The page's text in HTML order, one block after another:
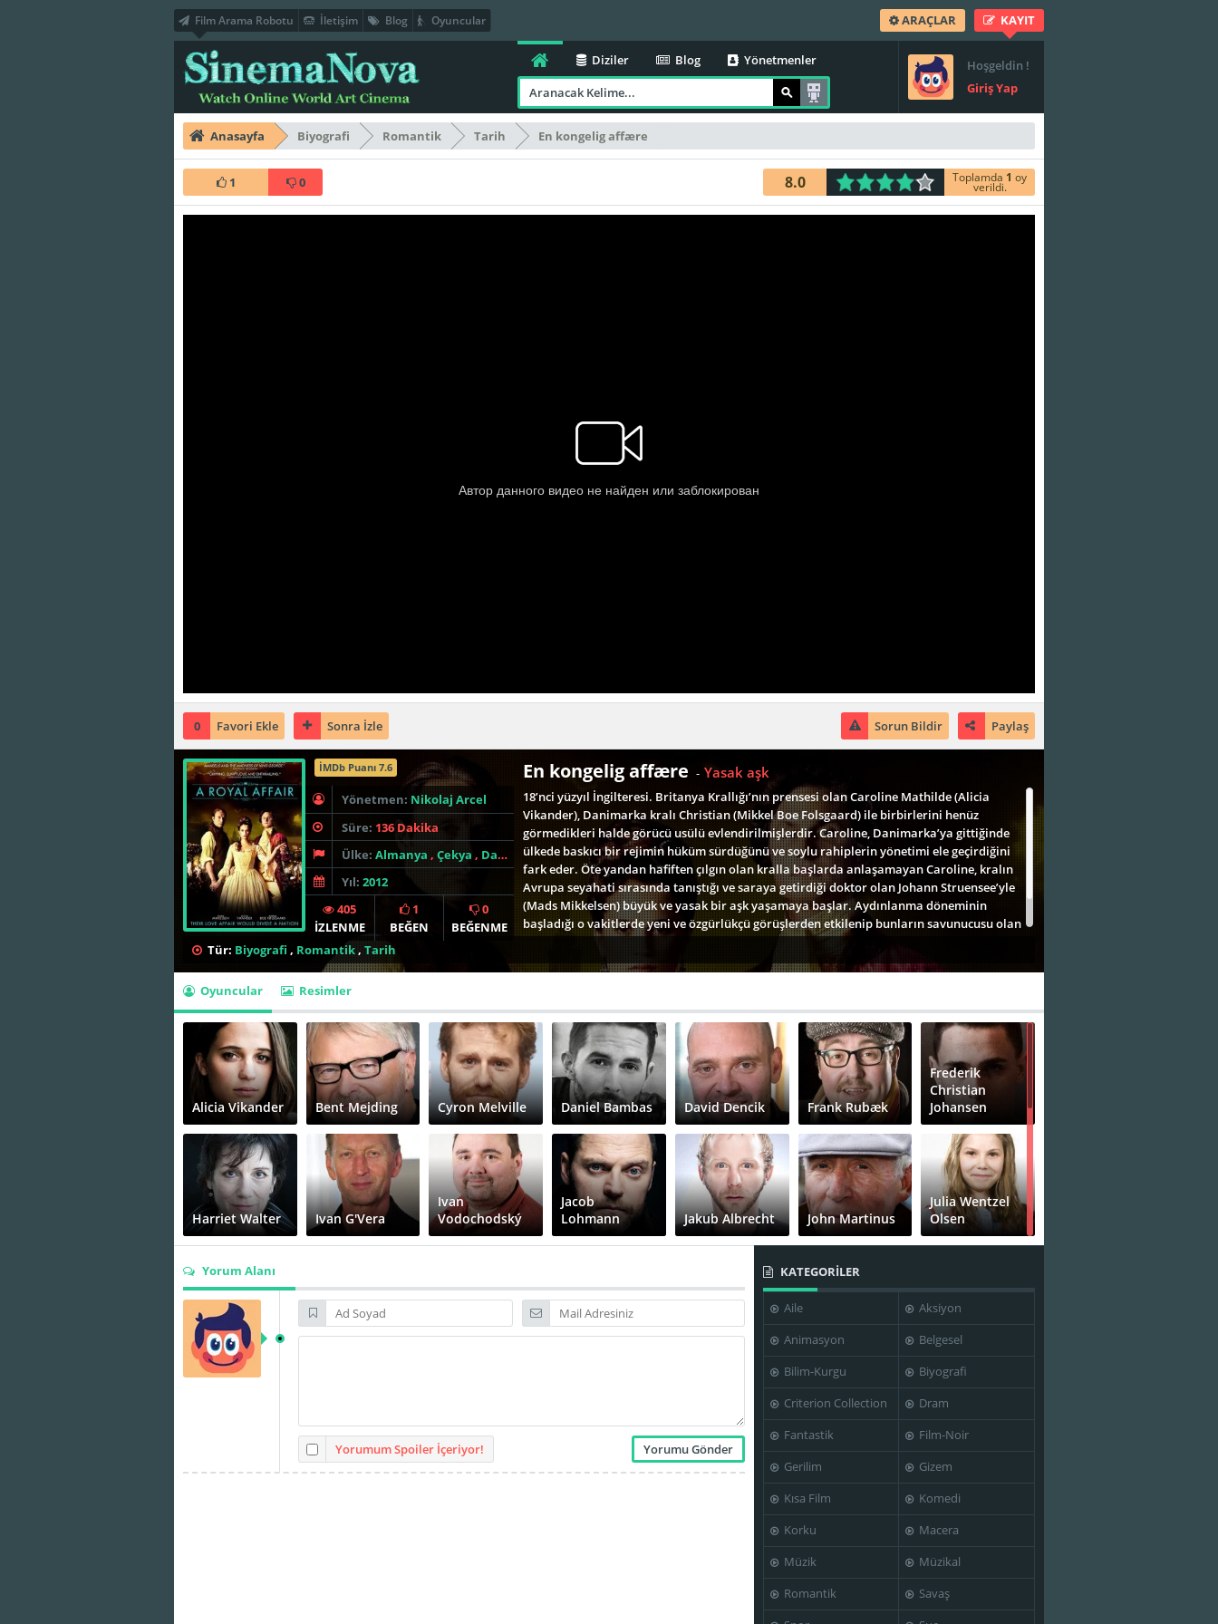
Film Arama Robotu İletişim Blog Oyuncular ARAÇLAR KAYIT
Hoşgeldin !
Giriş Yap
Diziler Blog Yönetmenler
Anasayfa Biyografi Romantik Tarih En kongelig affære
1 0 8.0 Toplamda 1 oy
verildi.
0 Favori Ekle Sonra İzle Paylaş
Sorun Bildir
İMDb Puanı 7.6
Yönetmen: Nikolaj Arcel
Süre: 136 Dakika
Ülke: Almanya , Çekya , Danimarka ,İsveç
Yıl: 2012
405
İZLENME
1
BEĞEN
0
BEĞENME
En kongelig affære - Yasak aşk
18’nci yüzyıl İngilteresi. Britanya Krallığı’nın prensesi olan Caroline Mathilde (Alicia
Vikander), Danimarka kralı Christian (Mikkel Boe Folsgaard) ile birbirlerini henüz
görmedikleri halde görücü usülü evlendirilmişlerdir. Caroline, Danimarka’ya gittiğinde
ülkede baskıcı bir rejimin hüküm sürdüğünü ve soylu rahiplerin yönetimi ele geçirdiğini
fark eder. Öte yandan hafiften çılgın olan kralla başlarda anlaşamayan Caroline, kralın
Avrupa seyahati sırasında tanıştığı ve saraya getirdiği doktor olan Johann Struensee’yle
(Mads Mikkelsen) büyük ve yasak bir aşk yaşamaya başlar. Aydınlanma döneminin
başladığı o vakitlerde yeni ve özgürlükçü görüşlerden etkilenip bunların savunucusu olan
Caroline ve Johann’ın sarayda çeşitli iftiralara maruz kalıp hazin sonlarını
hazırladıklarından haberleri yoktur.
Tür: Biyografi , Romantik, Tarih
Oyuncular Resimler
Alicia Vikander Bent Mejding Cyron Melville Daniel Bambas David Dencik Frank Rubæk
Frederik
Christian
Johansen
Harriet Walter Ivan G'Vera
Ivan
Vodochodský
Jacob
Lohmann
Jakub Albrecht John Martinus
Julia Wentzel
Olsen
Karin Rørbech Klaus Tange Kristian Fjord Laura Bro
Mikkelsen
Mikkel Boe
Nikol Kouklová Peter Varga
Rosalinde
Søren Malling
Spanning
Gabrielsson
Sisse Graum
Jørgensen
Foldager
Sørensen
Yorum Alanı
Yorumum Spoiler İçeriyor!
KATEGORİLER
Aile
Aksiyon
Animasyon
Belgesel
Bilim-Kurgu
Biyografi
Criterion Collection
Dram
Fantastik
Film-Noir
Gerilim
Gizem
Kısa Film
Komedi
Korku
Macera
Müzik
Müzikal
Romantik
Savaş